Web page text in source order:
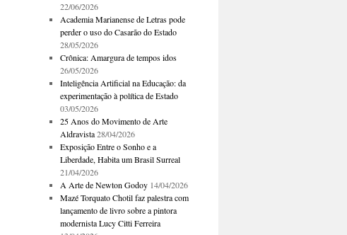
22/06/2026
Academia Marianense de Letras pode
perder o uso do Casarão do Estado
28/05/2026
Crônica: Amargura de tempos idos
26/05/2026
Inteligência Artificial na Educação: da
experimentação à política de Estado
03/05/2026
25 Anos do Movimento de Arte
Aldravista 28/04/2026
Exposição Entre o Sonho e a
Liberdade, Habita um Brasil Surreal
21/04/2026
A Arte de Newton Godoy 14/04/2026
Mazé Torquato Chotil faz palestra com
lançamento de livro sobre a pintora
modernista Lucy Citti Ferreira